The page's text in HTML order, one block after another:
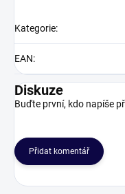
Kategorie:
EAN:
Diskuze
Buďte první, kdo napíše
Přidat komentář